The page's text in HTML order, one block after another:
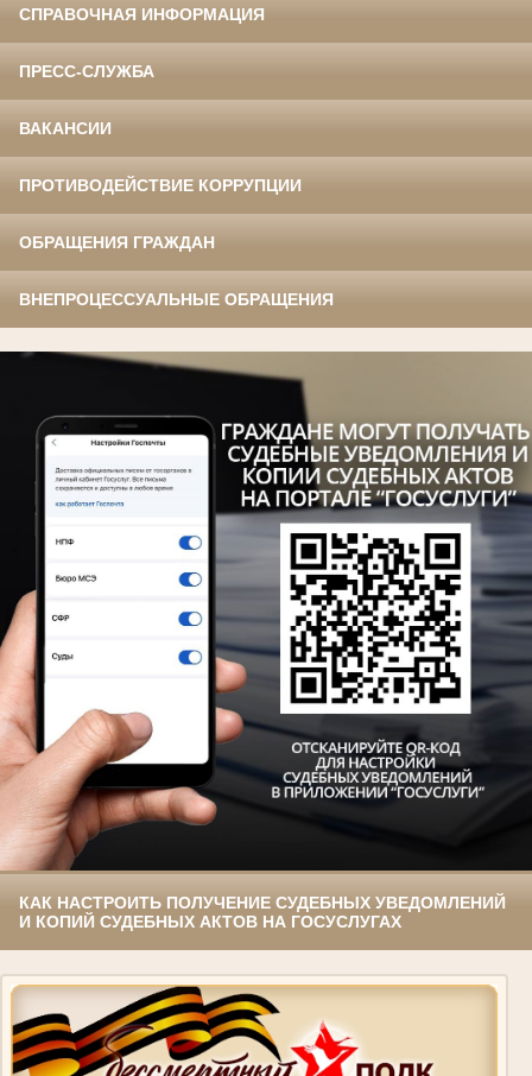
СПРАВОЧНАЯ ИНФОРМАЦИЯ
ПРЕСС-СЛУЖБА
ВАКАНСИИ
ПРОТИВОДЕЙСТВИЕ КОРРУПЦИИ
ОБРАЩЕНИЯ ГРАЖДАН
ВНЕПРОЦЕССУАЛЬНЫЕ ОБРАЩЕНИЯ
КАК НАСТРОИТЬ ПОЛУЧЕНИЕ СУДЕБНЫХ УВЕДОМЛЕНИЙ
И КОПИЙ СУДЕБНЫХ АКТОВ НА ГОСУСЛУГАХ